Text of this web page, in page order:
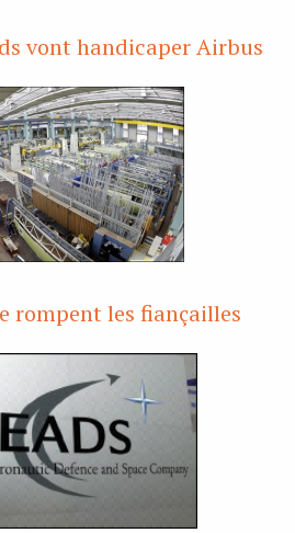
vont handicaper Airbus
rompent les fiançailles